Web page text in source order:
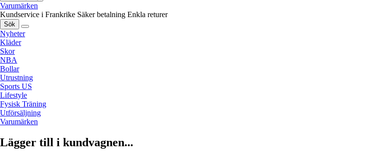
Varumärken
Kundservice i Frankrike Säker betalning Enkla returer
Sök
Nyheter
Kläder
Skor
NBA
Bollar
Utrustning
Sports US
Lifestyle
Fysisk Träning
Utförsäljning
Varumärken
Lägger till i kundvagnen...